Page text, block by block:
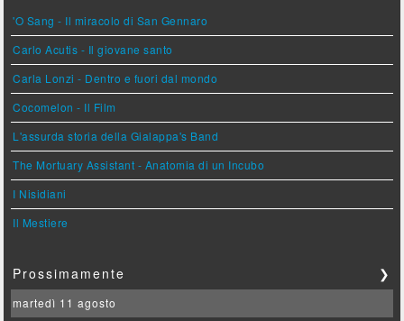
'O Sang - Il miracolo di San Gennaro
Carlo Acutis - Il giovane santo
Carla Lonzi - Dentro e fuori dal mondo
Cocomelon - Il Film
L'assurda storia della Gialappa's Band
The Mortuary Assistant - Anatomia di un Incubo
I Nisidiani
Il Mestiere
Prossimamente ❯
martedì 11 agosto